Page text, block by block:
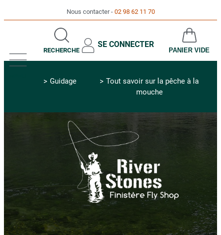
Nous contacter 02 98 62 11 70
RECHERCHE
SE CONNECTER
PANIER VIDE
Guidage
Tout savoir sur la pêche à la
mouche